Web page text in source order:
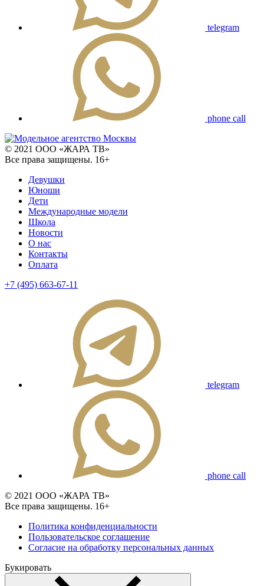
telegram
phone call
© 2021 ООО «ЖАРА ТВ»
Все права защищены. 16+
Девушки
Юноши
Дети
Международные модели
Школа
Новости
О нас
Контакты
Оплата
+7 (495) 663-67-11
telegram
phone call
© 2021 ООО «ЖАРА ТВ»
Все права защищены. 16+
Политика конфиденциальности
Пользовательское соглашение
Согласие на обработку персональных данных
Букировать